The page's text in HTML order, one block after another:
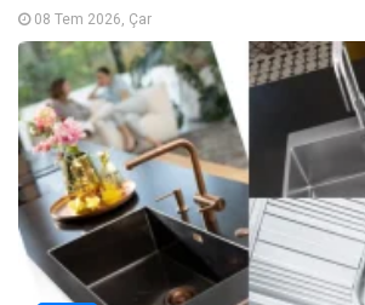
08 Tem 2026, Çar